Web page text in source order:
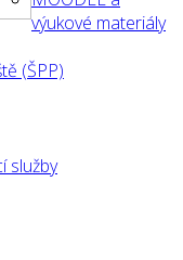
výukové materiály
(ŠPP)
služby